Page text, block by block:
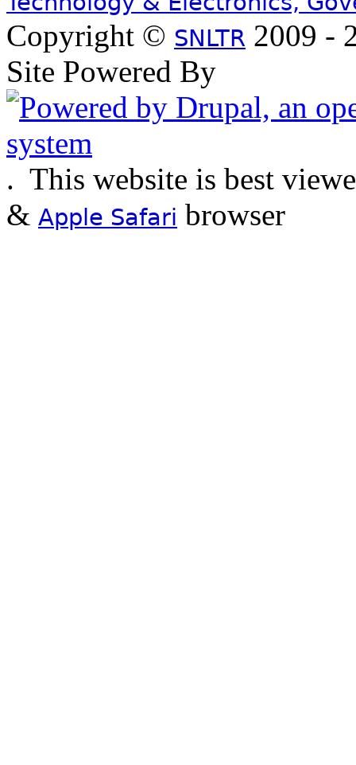
Copyright © SNLTR 2009 -
Site Powered By
. This website is best
& Apple Safari browser